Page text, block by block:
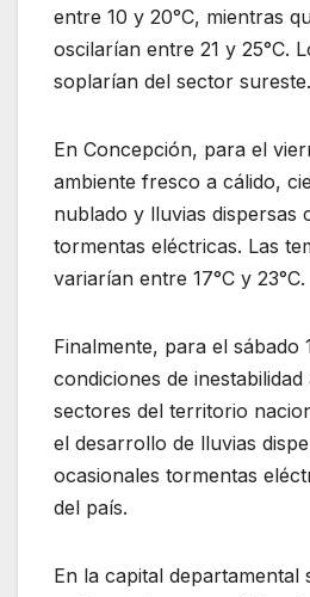
entre 10 y 20°C, mientras
oscilarían entre 21 y 25°C.
soplarían del sector sureste.
En Concepción, para el
ambiente fresco a cálido,
nublado y lluvias dispersas
tormentas eléctricas. Las
variarían entre 17°C y 23°C.
Finalmente, para el sábado
condiciones de
sectores del territorio
el desarrollo de lluvias
ocasionales tormentas
del país.
En la capital departamental